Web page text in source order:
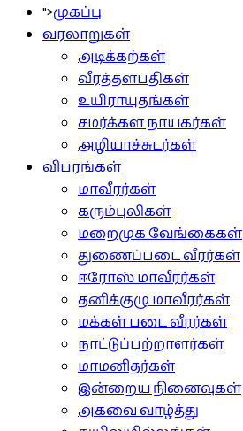
">முகப்பு
வரலாறுகள்
அடிக்கற்கள்
வீரத்தளபதிகள்
உயிராயுதங்கள்
சமர்க்கள நாயகர்கள்
அழியாச்சுடர்கள்
விபரங்கள்
மாவீரர்கள்
கரும்புலிகள்
மறைமுக வேங்கைகள்
துணைப்படை வீரர்கள்
ஈரோஸ் மாவீரர்கள்
தனிக்குழு மாவீரர்கள்
மக்கள் படை வீரர்கள்
நாட்டுப்பற்றாளர்கள்
மாமனிதர்கள்
இன்றைய நினைவுகள்
அகவை வாழ்த்து